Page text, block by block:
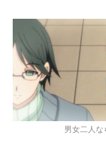
男女二人な